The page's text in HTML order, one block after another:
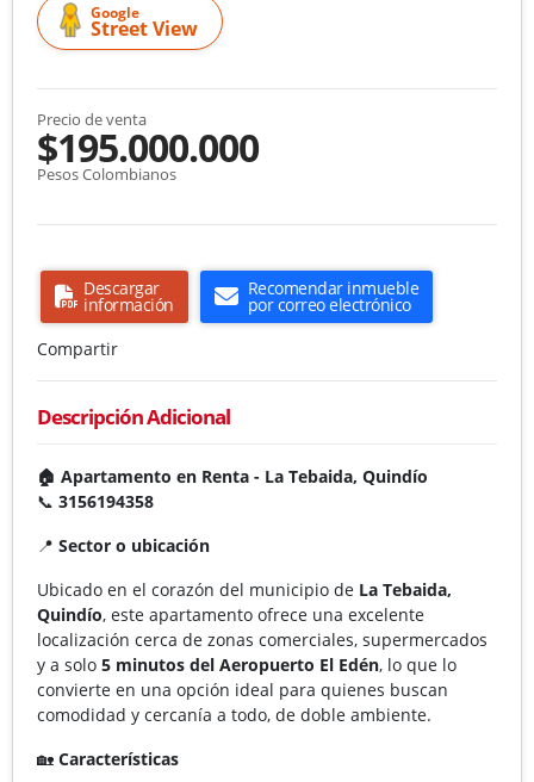
Google
Street View
Precio de venta
$195.000.000
Pesos Colombianos
Descargar
información
Recomendar inmueble
por correo electrónico
Compartir
Descripción Adicional
🏠 Apartamento en Renta - La Tebaida, Quindío
📞 3156194358
📍 Sector o ubicación
Ubicado en el corazón del municipio de La Tebaida,
Quindío, este apartamento ofrece una excelente
localización cerca de zonas comerciales, supermercados
y a solo 5 minutos del Aeropuerto El Edén, lo que lo
convierte en una opción ideal para quienes buscan
comodidad y cercanía a todo, de doble ambiente.
🏡 Características